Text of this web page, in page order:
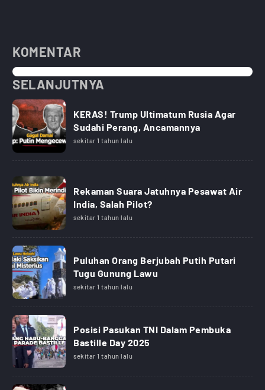
KOMENTAR
SELANJUTNYA
KERAS! Trump Ultimatum Rusia Agar
Sudahi Perang, Ancamannya
sekitar 1 tahun lalu
Rekaman Suara Jatuhnya Pesawat Air
India, Salah Pilot?
sekitar 1 tahun lalu
Puluhan Orang Berjubah Putih Putari
Tugu Gunung Lawu
sekitar 1 tahun lalu
Posisi Pasukan TNI Dalam Pembuka
Bastille Day 2025
sekitar 1 tahun lalu